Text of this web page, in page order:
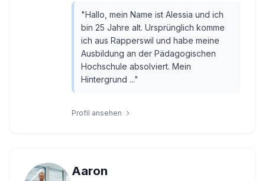
"Hallo, mein Name ist Alessia und ich
bin 25 Jahre alt. Ursprünglich komme
ich aus Rapperswil und habe meine
Ausbildung an der Pädagogischen
Hochschule absolviert. Mein
Hintergrund ..."
Profil ansehen
Aaron